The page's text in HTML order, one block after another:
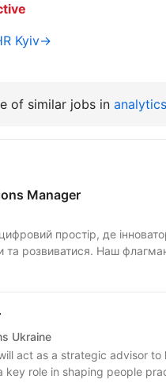
Kyiv→
of similar jobs in
Manager
простір, де
та розвиватися. Наш
Ukraine
act as a strategic advisor
key role in shaping people